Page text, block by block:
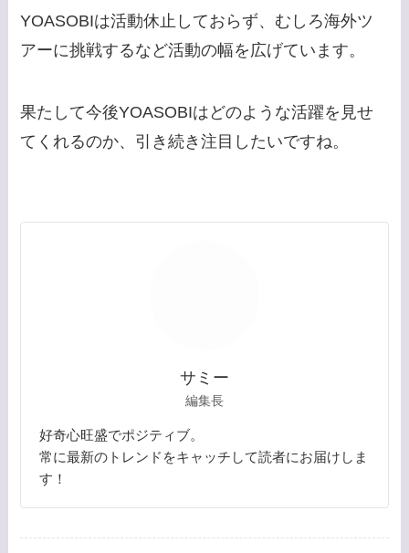
YOASOBIは活動休止しておらず、むしろ海外ツ
アーに挑戦するなど活動の幅を広げています。
果たして今後YOASOBIはどのような活躍を見せ
てくれるのか、引き続き注目したいですね。
サミー
編集長
好奇心旺盛でポジティブ。
常に最新のトレンドをキャッチして読者にお届けしま
す！